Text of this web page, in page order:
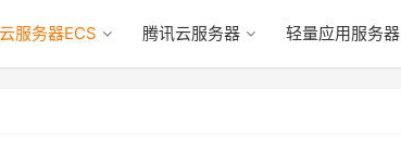
云服务器ECS 腾讯云服务器 轻量应用服务器